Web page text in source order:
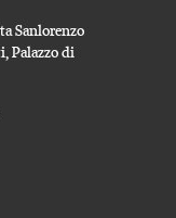
Sanlorenzo
Palazzo di